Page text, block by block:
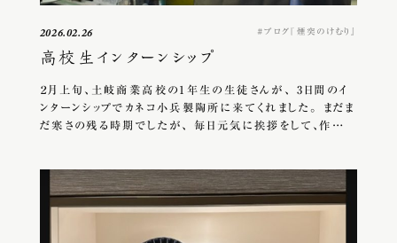
2026.02.26 ブログ『煙突のけむり』
高校生インターンシップ
２月上旬、土岐商業高校の1年生の生徒さんが、 3日間のイ
ンターンシップでカネコ小兵製陶所に来てくれました。 まだま
だ寒さの残る時期でしたが、 毎日元気に挨拶をして、作…